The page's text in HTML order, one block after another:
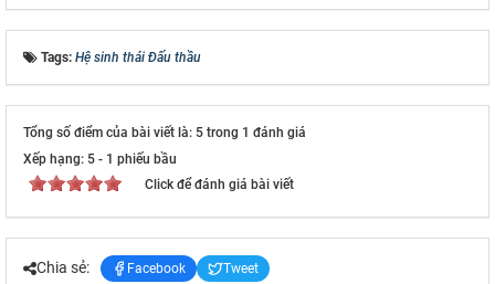
Tags: Hệ sinh thái Đấu thầu
Tổng số điểm của bài viết là: 5 trong 1 đánh giá
Xếp hạng: 5 - 1 phiếu bầu
Click để đánh giá bài viết
Chia sẻ: Facebook Tweet